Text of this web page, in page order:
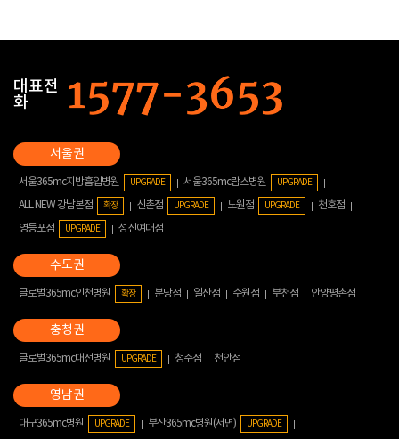
대표전
화
서울365mc지방흡입병원 UPGRADE 서울365mc람스병원 UPGRADE
ALL NEW 강남본점 확장 신촌점 UPGRADE 노원점 UPGRADE
천호점
영등포점
UPGRADE 성신여대점
글로벌365mc인천병원 확장 분당점 일산점 수원점 부천점 안양평촌점
글로벌365mc대전병원 UPGRADE 청주점 천안점
대구365mc병원 UPGRADE 부산365mc병원(서면) UPGRADE